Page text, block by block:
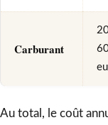
Carburant
Au total, le coût